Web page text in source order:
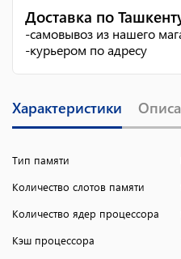
Доставка по
-самовывоз из нашего
-курьером по адресу
Характеристики
Тип памяти
Количество слотов памяти
Количество ядер процессора
Кэш процессора